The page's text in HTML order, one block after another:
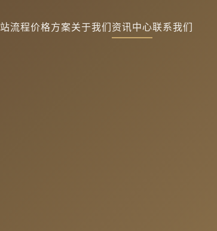
流程价格方案关于我们资讯中心联系我们